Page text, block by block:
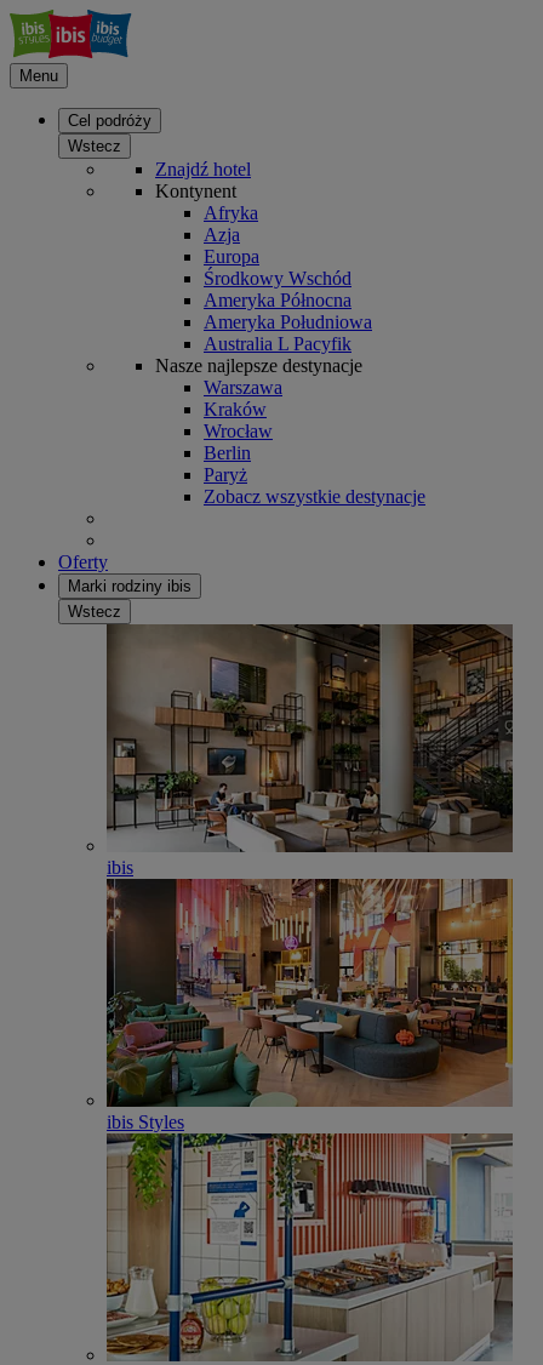
Menu
Cel podróży
Wstecz
Znajdź hotel
Kontynent
Afryka
Azja
Europa
Środkowy Wschód
Ameryka Północna
Ameryka Południowa
Australia L Pacyfik
Nasze najlepsze destynacje
Warszawa
Kraków
Wrocław
Berlin
Paryż
Zobacz wszystkie destynacje
Oferty
Marki rodziny ibis
Wstecz
ibis
ibis Styles